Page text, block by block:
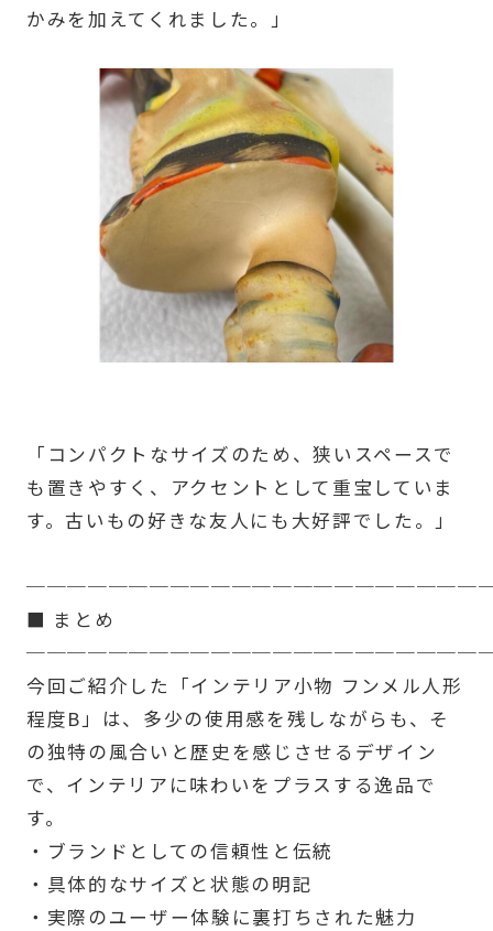
かみを加えてくれました。」
「コンパクトなサイズのため、狭いスペースで
も置きやすく、アクセントとして重宝していま
す。古いもの好きな友人にも大好評でした。」
■ まとめ
今回ご紹介した「インテリア小物 フンメル人形
程度B」は、多少の使用感を残しながらも、そ
の独特の風合いと歴史を感じさせるデザイン
で、インテリアに味わいをプラスする逸品で
す。
・ブランドとしての信頼性と伝統
・具体的なサイズと状態の明記
・実際のユーザー体験に裏打ちされた魅力